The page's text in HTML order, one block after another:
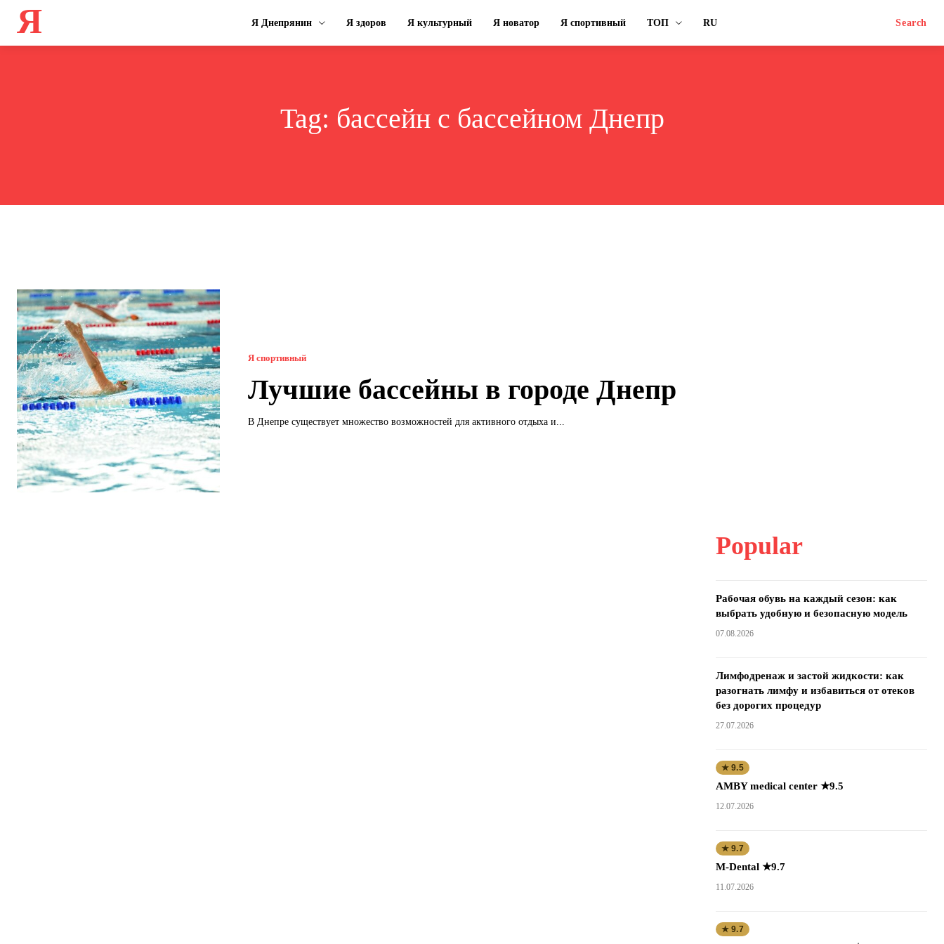
Я Я Днепрянин Я здоров Я культурный Я новатор Я спортивный ТОП RU Search
Tag: бассейн с бассейном Днепр
Я спортивный
Лучшие бассейны в городе Днепр
В Днепре существует множество возможностей для активного отдыха и...
Popular
Рабочая обувь на каждый сезон: как
выбрать удобную и безопасную модель
07.08.2026
Лимфодренаж и застой жидкости: как
разогнать лимфу и избавиться от отеков
без дорогих процедур
27.07.2026
★ 9.5
AMBY medical center ★9.5
12.07.2026
★ 9.7
M-Dental ★9.7
11.07.2026
★ 9.7